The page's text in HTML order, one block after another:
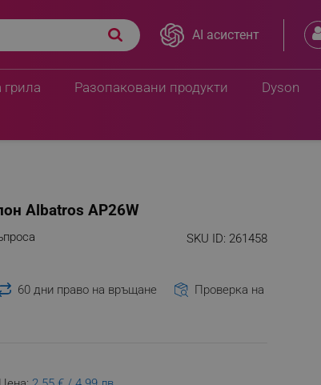
AI асистент
грила Разопаковани продукти Dyson
Albatros AP26W
SKU ID: 261458
60 дни право на връщане
Проверка на